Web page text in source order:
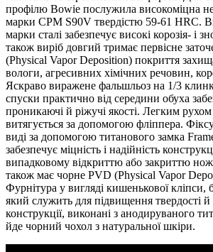
профілю Bowie послужила високоміцна
марки CPM S90V твердістю 59-61 HRC.
марки сталі забезпечує високі корозія- і
також виріб довгий тримає первісне
(Physical Vapor Deposition) покриття
вологи, агресивних хімічних речовин,
Яскраво виражене фальшльоз на 1/3
спуски практично від середини обуха
проникаючі й ріжучі якості. Легким
витягується за допомогою фліппера.
виді за допомогою титанового замка
забезпечує міцність і надійність
випадковому відкриттю або закриттю
також має чорне PVD (Physical Vapor
Фурнітура у вигляді кишенькової кліпси,
який служить для підвищення твердості й
конструкції, виконані з анодируваного
йде чорний чохол з натуральної шкіри.